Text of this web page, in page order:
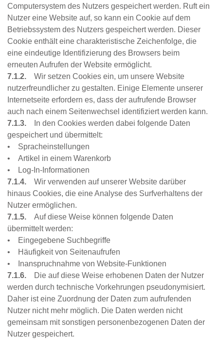
Computersystem des Nutzers gespeichert werden. Ruft ein
Nutzer eine Website auf, so kann ein Cookie auf dem
Betriebssystem des Nutzers gespeichert werden. Dieser
Cookie enthält eine charakteristische Zeichenfolge, die
eine eindeutige Identifizierung des Browsers beim
erneuten Aufrufen der Website ermöglicht.
7.1.2. Wir setzen Cookies ein, um unsere Website
nutzerfreundlicher zu gestalten. Einige Elemente unserer
Internetseite erfordern es, dass der aufrufende Browser
auch nach einem Seitenwechsel identifiziert werden kann.
7.1.3.
In den Cookies werden dabei folgende Daten
gespeichert und übermittelt:
• Spracheinstellungen
• Artikel in einem Warenkorb
• Log-In-Informationen
7.1.4.
Wir verwenden auf unserer Website darüber
hinaus Cookies, die eine Analyse des Surfverhaltens der
Nutzer ermöglichen.
7.1.5.
Auf diese Weise können folgende Daten
übermittelt werden:
• Eingegebene Suchbegriffe
• Häufigkeit von Seitenaufrufen
• Inanspruchnahme von Website-Funktionen
7.1.6.
Die auf diese Weise erhobenen Daten der Nutzer
werden durch technische Vorkehrungen pseudonymisiert.
Daher ist eine Zuordnung der Daten zum aufrufenden
Nutzer nicht mehr möglich. Die Daten werden nicht
gemeinsam mit sonstigen personenbezogenen Daten der
Nutzer gespeichert.